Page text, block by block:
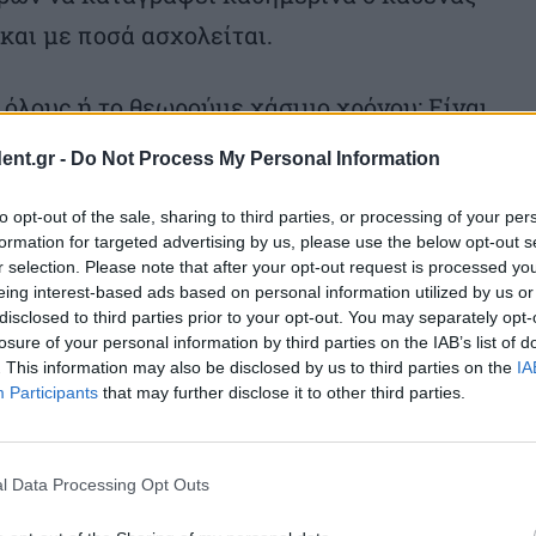
- Do Not Process My Personal Information
opt-out of the sale, sharing to third parties, or processing of your
for targeted advertising by us, please use the below opt-out
selection. Please note that after your opt-out request is processed
interest-based ads based on personal information utilized by us
to third parties prior to your opt-out. You may separately
of your personal information by third parties on the IAB’s list of
This information may also be disclosed by us to third parties on the
Participants that may further disclose it to other third parties.
Data Processing Opt Outs
με ποσά ασχολείται.
ή το θεωρούμε χάσιμο χρόνου; Είναι
να κάνεις κάτι που σ ευχαριστεί,
με το μέσα σου και κάνεις έναν
από θέματα που σε
(άσκηση, διαλογισμό, περπάτημα, βιβλία
κουβαλάς και τα ξεσπάς εκεί που
αν έχεις χρόνο ελεύθερο ή συγκρίνεσαι
απαιτητική όπως ήταν και παλιότερα
βιαστικά, να τρως στο πόδι και